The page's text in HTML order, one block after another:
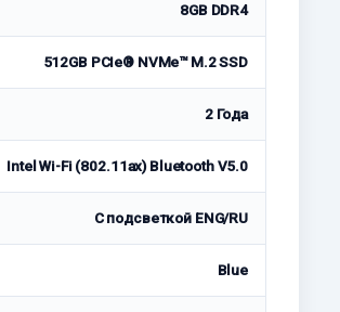
8GB DDR4
512GB PCIe® NVMe™ M.2 SSD
2 Годa
Intel Wi-Fi (802.11ax) Bluetooth V5.0
С подсветкой ENG/RU
Blue